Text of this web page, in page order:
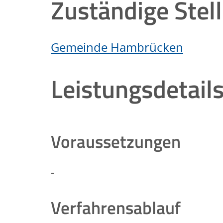
Zuständige
Gemeinde Hambrücken
Voraussetzungen
-
Verfahrensablauf